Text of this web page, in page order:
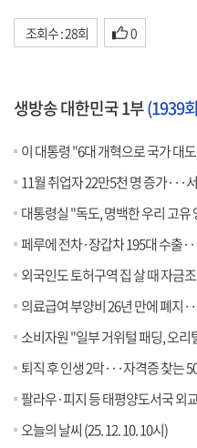
조회수 : 28회 0
생방송 대한민국 1부(1939
이 대통령 "6대 개혁으로 국가 대
11월 취업자 22만5천 명 증가···서
대통령실 "독도, 명백한 우리 고유
페루에 전차·장갑차 195대 수출
외국인도 토허구역 집 살 때 자금
의료급여 부양비 26년 만에 폐지
소비자원 "일부 거위털 패딩, 오리
퇴직 후 인생 2막···자격증 찾는
팔라우·피지 등 태평양도서국 외
오늘의 날씨 (25. 12. 10. 10시)